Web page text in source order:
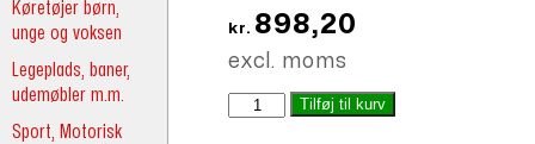
Køretøjer børn,
unge og voksen
Legeplads, baner,
udemøbler m.m.
Sport, Motorisk
oprindelige
kr.998,00.
kr. 898,20
er:
excl. moms
KardanledTilføj til kurv